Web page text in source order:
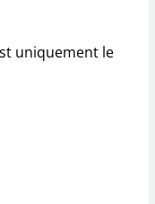
uniquement le